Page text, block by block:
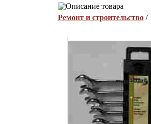
Описание товара
Ремонт и строительство/